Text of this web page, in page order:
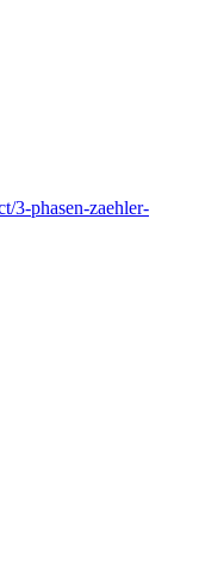
3-phasen-zaehler-